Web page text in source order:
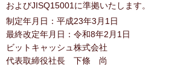
およびJISQ15001に準拠いたします。
制定年月日：平成23年3月1日
最終改定年月日：令和8年2月1日
ビットキャッシュ株式会社
代表取締役社長 下條 尚